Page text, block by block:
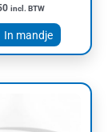
incl. BTW
In mandje